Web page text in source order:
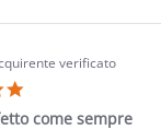
verificato
come sempre